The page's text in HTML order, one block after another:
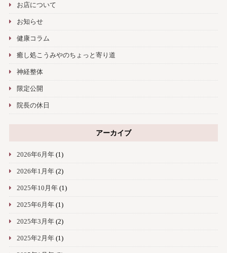
お店について
お知らせ
健康コラム
癒し処こうみやのちょっと寄り道
神経整体
限定公開
院長の休日
アーカイブ
2026年6月年(1)
2026年1月年(2)
2025年10月年(1)
2025年6月年(1)
2025年3月年(2)
2025年2月年(1)